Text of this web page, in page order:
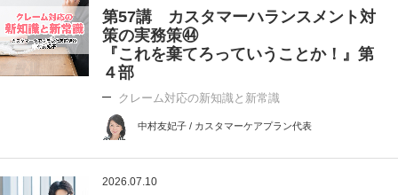
第57講 カスタマーハランスメント対
策の実務策㊹
『これを棄てろっていうことか！』第
４部
クレーム対応の新知識と新常識
中村友妃子 / カスタマーケアプラン代表
2026.07.10